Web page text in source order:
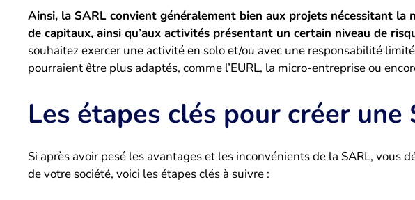
Ainsi, la SARL convient généralement bien aux projets nécessitant la
de capitaux, ainsi qu’aux activités présentant un certain niveau de
souhaitez exercer une activité en solo et/ou avec une responsabilité
pourraient être plus adaptés, comme l’EURL, la micro-entreprise ou
Les étapes clés pour créer une
Si après avoir pesé les avantages et les inconvénients de la SARL, vous
de votre société, voici les étapes clés à suivre :